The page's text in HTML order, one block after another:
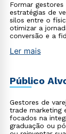
Formar
estratégias de
silos entre o
otimizar a
conversão e a
Ler mais
Público
Gestores de
trade marketing
focados na
graduação ou